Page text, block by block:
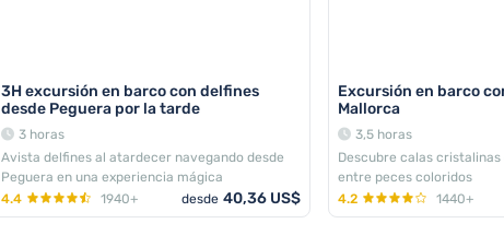
3H excursión en barco con delfines
desde Peguera por la tarde
3 horas
Avista delfines al atardecer navegando desde
Peguera en una experiencia mágica
4.4
1940+ desde 40,36 US$
Excursión en barco
Mallorca
3,5 horas
Descubre calas
entre peces coloridos
4.2
1440+